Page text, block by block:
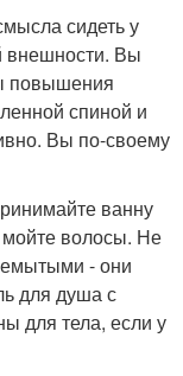
сидеть у
внешности. Вы
повышения
спиной и
Вы по-своему
ванну
волосы. Не
- они
для душа с
для тела, если у